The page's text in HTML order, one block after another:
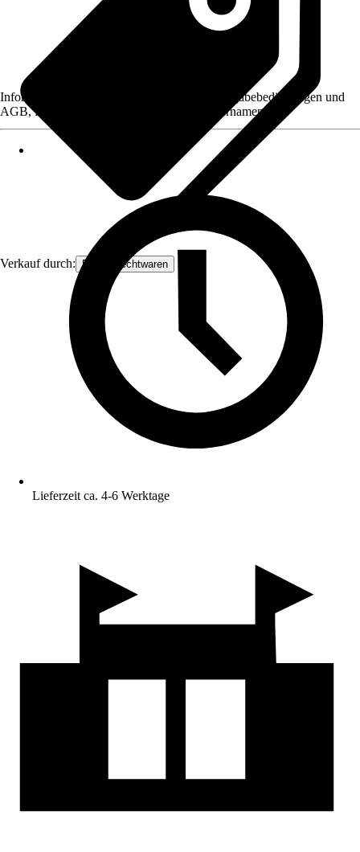
Verkauf durch: Frank Flechtwaren
Informationen des Verkäufers, wie z. B. Rückgabebedingungen und
AGB, finden Sie bei Klick auf den Verkäufernamen.
Lieferzeit ca. 4-6 Werktage